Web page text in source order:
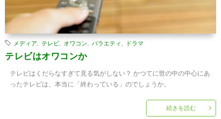
メディア テレビ オワコン バラエティ ドラマ
テレビはオワコンか
テレビはくだらなすぎて見る気がしない？ かつてに世の中の中心にあ
ったテレビは、本当に「終わっている」のでしょうか。
続きを読む